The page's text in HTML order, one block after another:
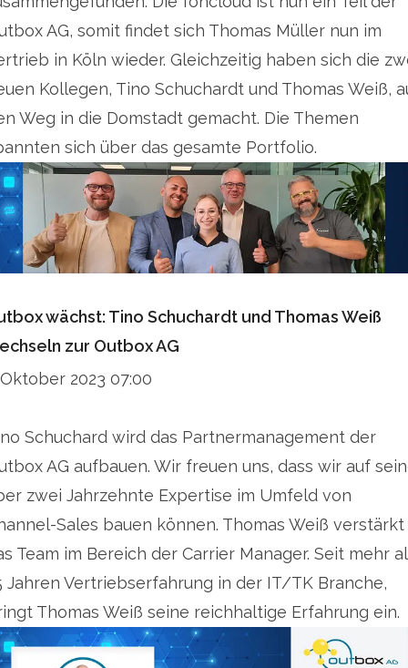
AG, somit findet sich Thomas Müller nun im
in Köln wieder. Gleichzeitig haben sich die
Kollegen, Tino Schuchardt und Thomas Weiß,
Weg in die Domstadt gemacht. Die Themen
sich über das gesamte Portfolio.
wächst: Tino Schuchardt und Thomas Weiß
zur Outbox AG
Oktober 2023 07:00
Schuchard wird das Partnermanagement der
AG aufbauen. Wir freuen uns, dass wir auf
zwei Jahrzehnte Expertise im Umfeld von
Sales bauen können. Thomas Weiß verstärkt
Team im Bereich der Carrier Manager. Seit mehr
Jahren Vertriebserfahrung in der IT/TK Branche,
Thomas Weiß seine reichhaltige Erfahrung ein.